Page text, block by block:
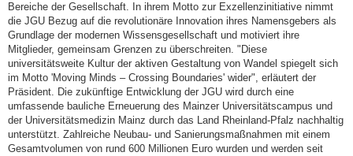
Bereiche der Gesellschaft. In ihrem Motto zur Exzellenzinitiative nimmt
die JGU Bezug auf die revolutionäre Innovation ihres Namensgebers als
Grundlage der modernen Wissensgesellschaft und motiviert ihre
Mitglieder, gemeinsam Grenzen zu überschreiten. "Diese
universitätsweite Kultur der aktiven Gestaltung von Wandel spiegelt sich
im Motto 'Moving Minds – Crossing Boundaries' wider", erläutert der
Präsident. Die zukünftige Entwicklung der JGU wird durch eine
umfassende bauliche Erneuerung des Mainzer Universitätscampus und
der Universitätsmedizin Mainz durch das Land Rheinland-Pfalz nachhaltig
unterstützt. Zahlreiche Neubau- und Sanierungsmaßnahmen mit einem
Gesamtvolumen von rund 600 Millionen Euro wurden und werden seit